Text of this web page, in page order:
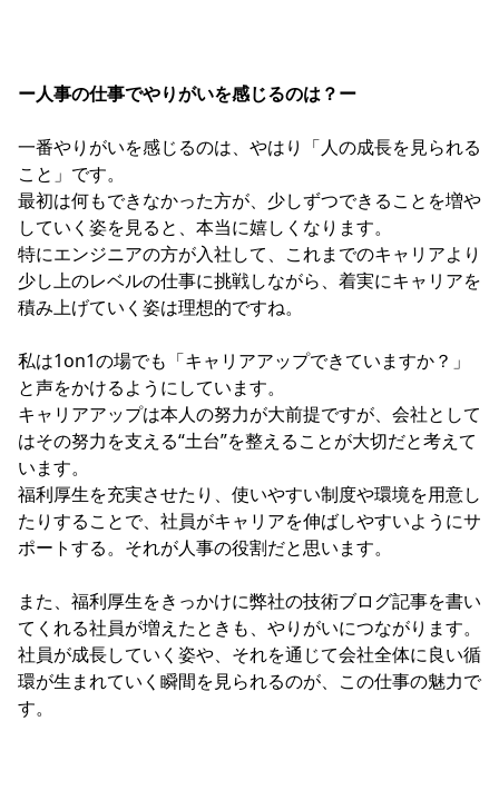
ー人事の仕事でやりがいを感じるのは？ー
一番やりがいを感じるのは、やはり「人の成長を見られる
こと」です。
最初は何もできなかった方が、少しずつできることを増や
していく姿を見ると、本当に嬉しくなります。
特にエンジニアの方が入社して、これまでのキャリアより
少し上のレベルの仕事に挑戦しながら、着実にキャリアを
積み上げていく姿は理想的ですね。
私は1on1の場でも「キャリアアップできていますか？」
と声をかけるようにしています。
キャリアアップは本人の努力が大前提ですが、会社として
はその努力を支える“土台”を整えることが大切だと考えて
います。
福利厚生を充実させたり、使いやすい制度や環境を用意し
たりすることで、社員がキャリアを伸ばしやすいようにサ
ポートする。それが人事の役割だと思います。
また、福利厚生をきっかけに弊社の技術ブログ記事を書い
てくれる社員が増えたときも、やりがいにつながります。
社員が成長していく姿や、それを通じて会社全体に良い循
環が生まれていく瞬間を見られるのが、この仕事の魅力で
す。